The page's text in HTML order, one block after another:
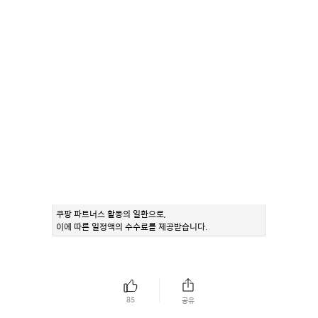
쿠팡 파트너스 활동의 일환으로,
이에 따른 일정액의 수수료를 제공받습니다.
85 공유